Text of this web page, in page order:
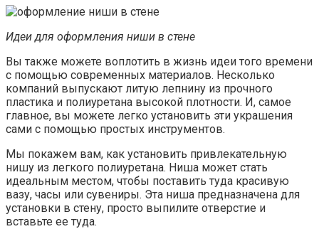
Идеи для оформления ниши в стене
Вы также можете воплотить в жизнь идеи того времени
с помощью современных материалов. Несколько
компаний выпускают литую лепнину из прочного
пластика и полиуретана высокой плотности. И, самое
главное, вы можете легко установить эти украшения
сами с помощью простых инструментов.
Мы покажем вам, как установить привлекательную
нишу из легкого полиуретана. Ниша может стать
идеальным местом, чтобы поставить туда красивую
вазу, часы или сувениры. Эта ниша предназначена для
установки в стену, просто выпилите отверстие и
вставьте ее туда.